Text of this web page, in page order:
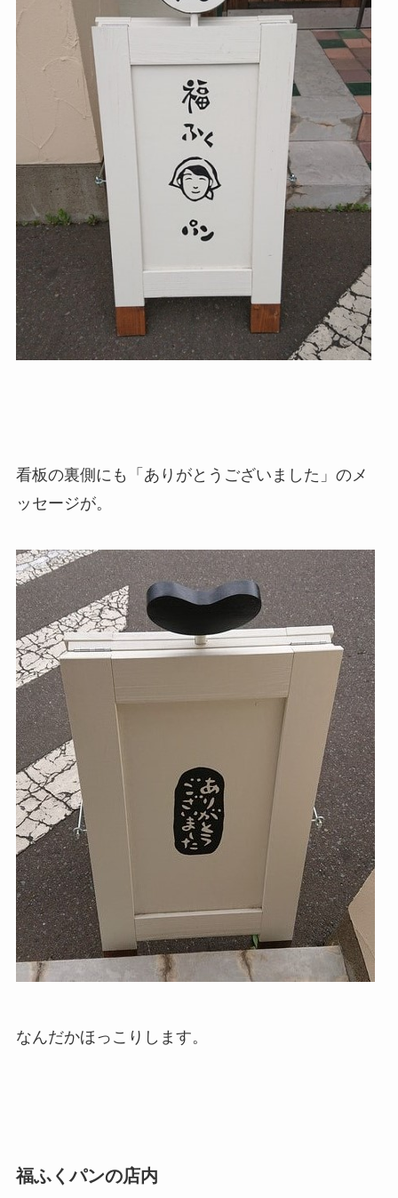
看板の裏側にも「ありがとうございました」のメ
ッセージが。
なんだかほっこりします。
福ふくパンの店内